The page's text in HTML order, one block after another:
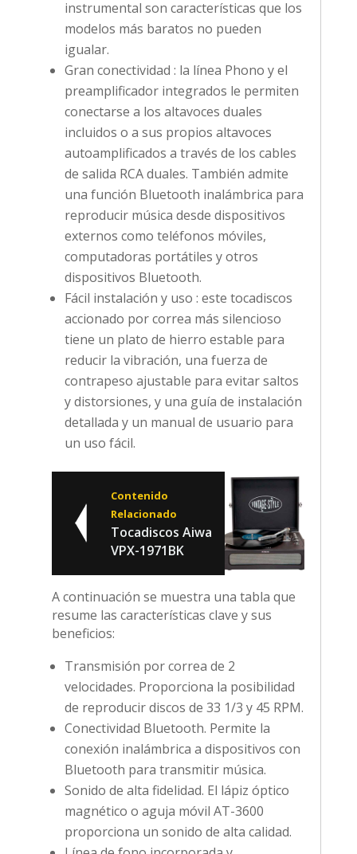
instrumental son características que los
modelos más baratos no pueden
igualar.
Gran conectividad : la línea Phono y el
preamplificador integrados le permiten
conectarse a los altavoces duales
incluidos o a sus propios altavoces
autoamplificados a través de los cables
de salida RCA duales. También admite
una función Bluetooth inalámbrica para
reproducir música desde dispositivos
externos como teléfonos móviles,
computadoras portátiles y otros
dispositivos Bluetooth.
Fácil instalación y uso : este tocadiscos
accionado por correa más silencioso
tiene un plato de hierro estable para
reducir la vibración, una fuerza de
contrapeso ajustable para evitar saltos
y distorsiones, y una guía de instalación
detallada y un manual de usuario para
un uso fácil.
Contenido
Relacionado
Tocadiscos Aiwa
VPX-1971BK
A continuación se muestra una tabla que
resume las características clave y sus
beneficios:
Transmisión por correa de 2
velocidades. Proporciona la posibilidad
de reproducir discos de 33 1/3 y 45 RPM.
Conectividad Bluetooth. Permite la
conexión inalámbrica a dispositivos con
Bluetooth para transmitir música.
Sonido de alta fidelidad. El lápiz óptico
magnético o aguja móvil AT-3600
proporciona un sonido de alta calidad.